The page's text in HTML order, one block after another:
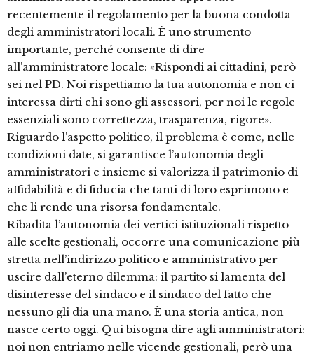
recentemente il regolamento per la buona condotta
degli amministratori locali. È uno strumento
importante, perché consente di dire
all’amministratore locale: «Rispondi ai cittadini, però
sei nel PD. Noi rispettiamo la tua autonomia e non ci
interessa dirti chi sono gli assessori, per noi le regole
essenziali sono correttezza, trasparenza, rigore».
Riguardo l’aspetto politico, il problema è come, nelle
condizioni date, si garantisce l’autonomia degli
amministratori e insieme si valorizza il patrimonio di
affidabilità e di fiducia che tanti di loro esprimono e
che li rende una risorsa fondamentale.
Ribadita l’autonomia dei vertici istituzionali rispetto
alle scelte gestionali, occorre una comunicazione più
stretta nell’indirizzo politico e amministrativo per
uscire dall’eterno dilemma: il partito si lamenta del
disinteresse del sindaco e il sindaco del fatto che
nessuno gli dia una mano. È una storia antica, non
nasce certo oggi. Qui bisogna dire agli amministratori:
noi non entriamo nelle vicende gestionali, però una